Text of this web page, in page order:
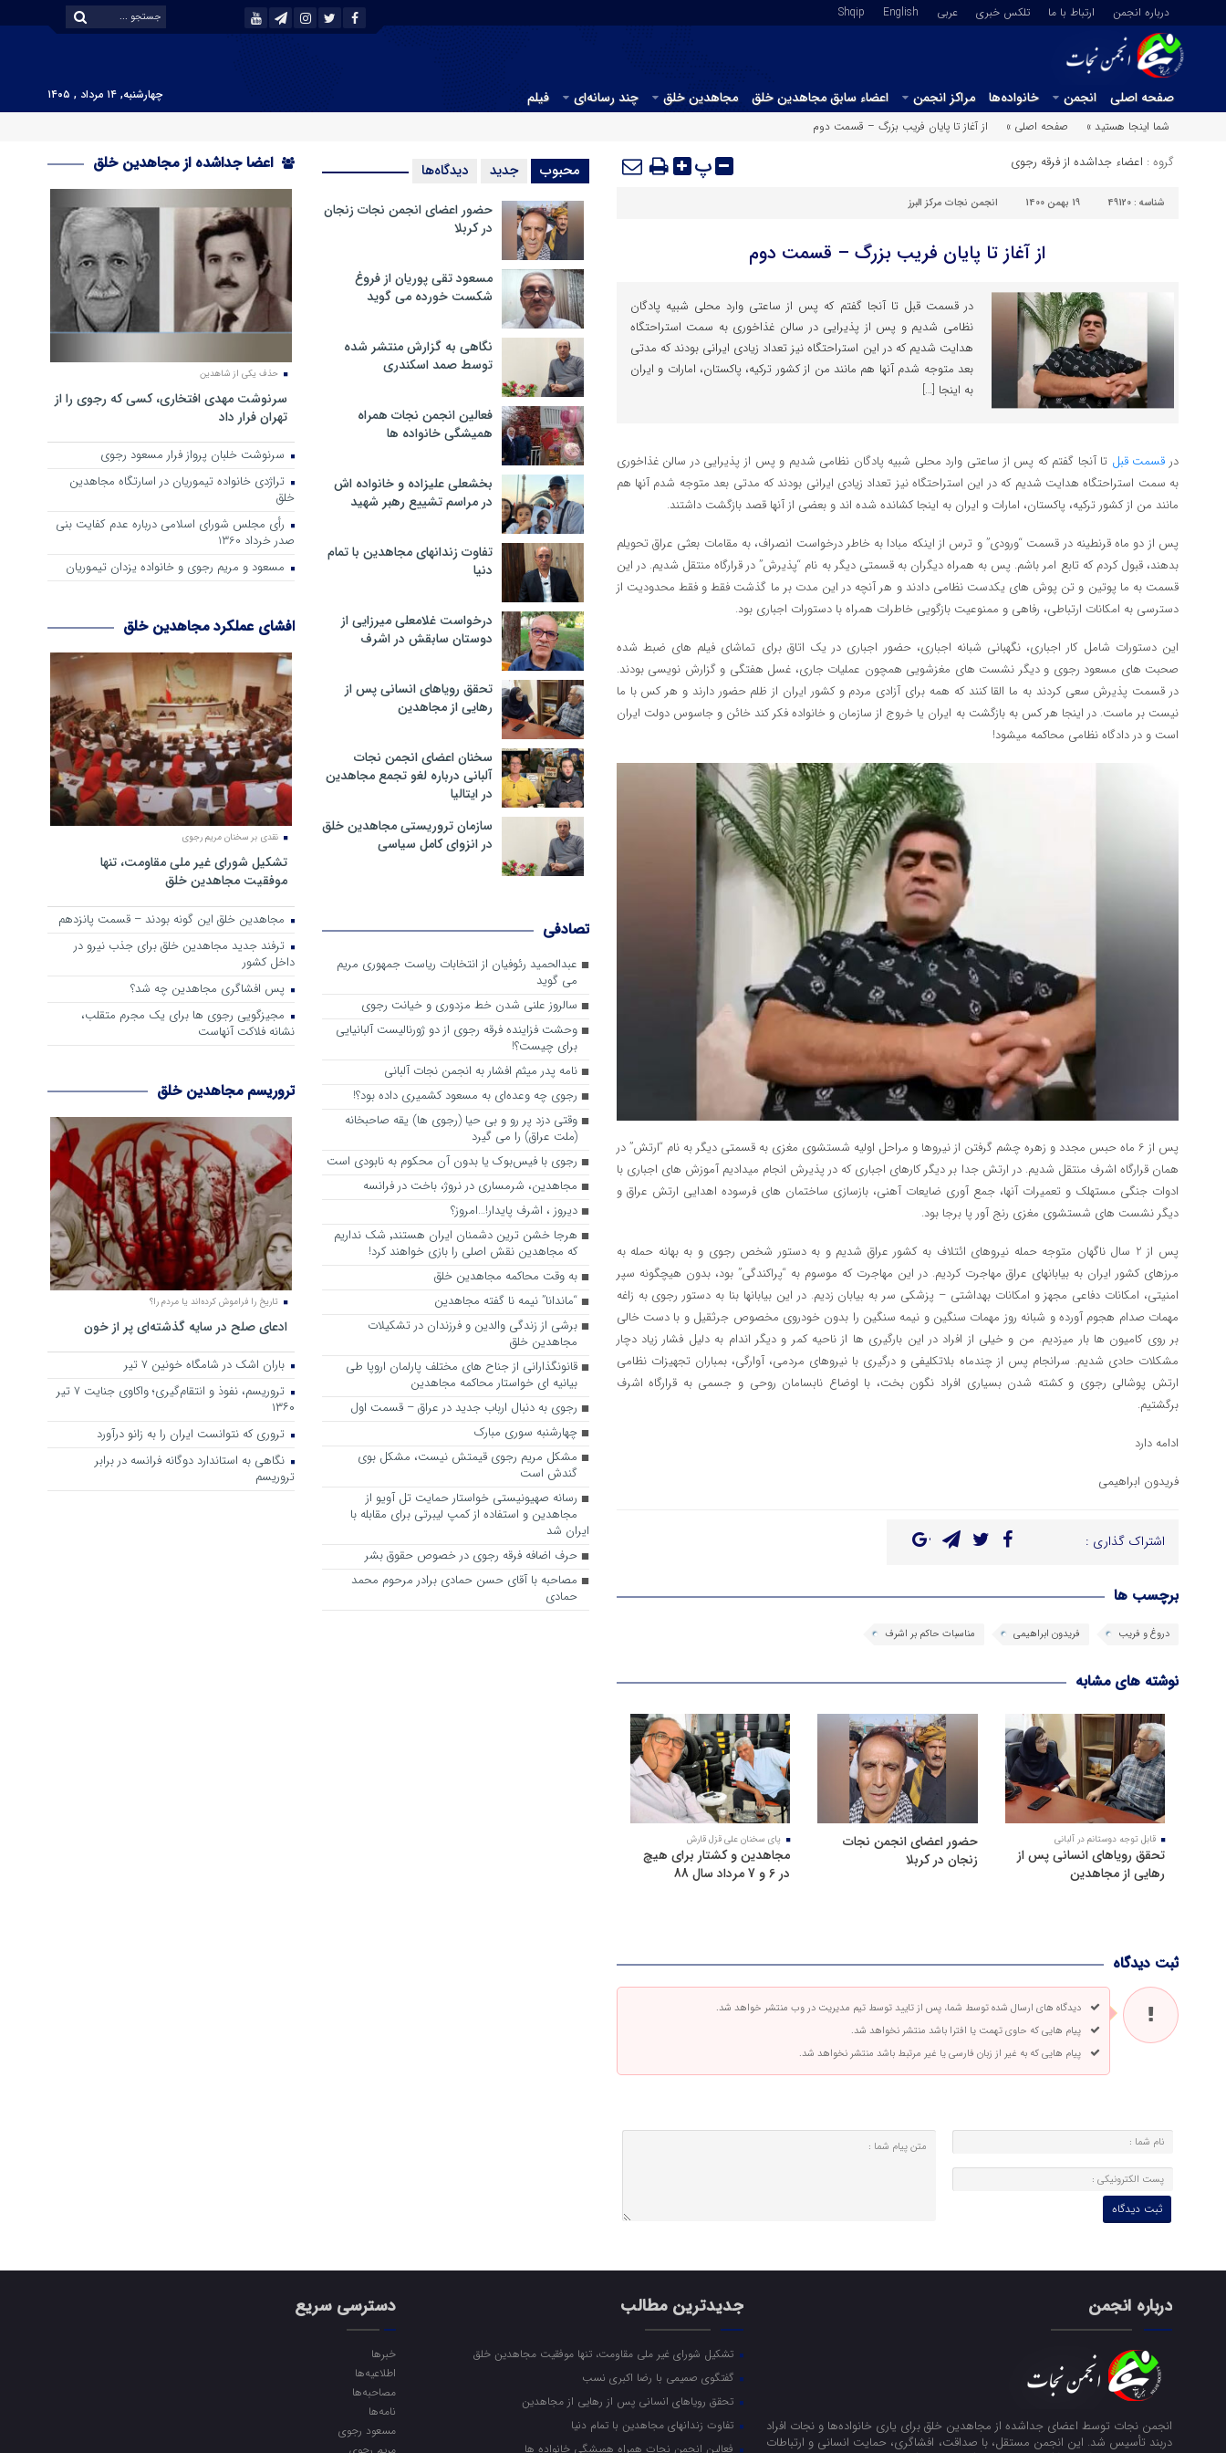
درباره انجمن ارتباط با ما تلکس خبری عربي English
Shqip
صفحه اصلی انجمن خانواده‌ها مراکز انجمن اعضاء سابق مجاهدین خلق مجاهدین خلق چند رسانه‌ای فیلم
چهارشنبه, ۱۴ مرداد , ۱۴۰۵
شما اینجا هستید »
صفحه اصلی » از آغاز تا پایان فریب بزرگ – قسمت دوم
گروه : اعضاء جداشده از فرقه رجوی پ
شناسه : 49120 19 بهمن 1400 انجمن نجات مرکز البرز
از آغاز تا پایان فریب بزرگ – قسمت دوم
در قسمت قبل تا آنجا گفتم که پس از ساعتی وارد محلی شبیه پادگان
نظامی شدیم و پس از پذیرایی در سالن غذاخوری به سمت استراحتگاه
هدایت شدیم که در این استراحتگاه نیز تعداد زیادی ایرانی بودند که مدتی
بعد متوجه شدم آنها هم مانند من از کشور ترکیه، پاکستان، امارات و ایران
به اینجا […]
در قسمت قبل تا آنجا گفتم که پس از ساعتی وارد محلی شبیه پادگان نظامی شدیم و پس از پذیرایی در سالن غذاخوری
به سمت استراحتگاه هدایت شدیم که در این استراحتگاه نیز تعداد زیادی ایرانی بودند که مدتی بعد متوجه شدم آنها هم
مانند من از کشور ترکیه، پاکستان، امارات و ایران به اینجا کشانده شده اند و بعضی از آنها قصد بازگشت داشتند.
پس از دو ماه قرنطینه در قسمت “ورودی” و ترس از اینکه مبادا به خاطر درخواست انصراف، به مقامات بعثی عراق تحویلم
بدهند، قبول کردم که تابع امر باشم. پس به همراه دیگران به قسمتی دیگر به نام “پذیرش” در قرارگاه منتقل شدیم. در این
قسمت به ما پوتین و تن پوش های یکدست نظامی دادند و هر آنچه در این مدت بر ما گذشت فقط و فقط محدودیت از
دسترسی به امکانات ارتباطی، رفاهی و ممنوعیت بازگویی خاطرات همراه با دستورات اجباری بود.
این دستورات شامل کار اجباری، نگهبانی شبانه اجباری، حضور اجباری در یک اتاق برای تماشای فیلم های ضبط شده
صحبت های مسعود رجوی و دیگر نشست های مغزشویی همچون عملیات جاری، غسل هفتگی و گزارش نویسی بودند.
در قسمت پذیرش سعی کردند به ما القا کنند که همه برای آزادی مردم و کشور ایران از ظلم حضور دارند و هر کس با ما
نیست بر ماست. در اینجا هر کس به بازگشت به ایران یا خروج از سازمان و خانواده فکر کند خائن و جاسوس دولت ایران
است و در دادگاه نظامی محاکمه میشود!
پس از 6 ماه حبس مجدد و زهره چشم گرفتن از نیروها و مراحل اولیه شستشوی مغزی به قسمتی دیگر به نام “ارتش” در
همان قرارگاه اشرف منتقل شدیم. در ارتش جدا بر دیگر کارهای اجباری که در پذیرش انجام میدادیم آموزش های اجباری با
ادوات جنگی مستهلک و تعمیرات آنها، جمع آوری ضایعات آهنی، بازسازی ساختمان های فرسوده اهدایی ارتش عراق و
دیگر نشست های شستشوی مغزی رنج آور پا برجا بود.
پس از 2 سال ناگهان متوجه حمله نیروهای ائتلاف به کشور عراق شدیم و به دستور شخص رجوی و به بهانه حمله به
مرزهای کشور ایران به بیابانهای عراق مهاجرت کردیم. در این مهاجرت که موسوم به “پراکندگی” بود، بدون هیچگونه سپر
امنیتی، امکانات دفاعی مجهز و امکانات بهداشتی – پزشکی سر به بیابان زدیم. در این بیابانها بنا به دستور رجوی به زاغه
مهمات صدام هجوم آورده و شبانه روز مهمات سنگین و نیمه سنگین را بدون خودروی مخصوص جرثقیل و با دست خالی
بر روی کامیون ها بار میزدیم. من و خیلی از افراد در این بارگیری ها از ناحیه کمر و دیگر اندام به دلیل فشار زیاد دچار
مشکلات حادی شدیم. سرانجام پس از چندماه بلاتکلیفی و درگیری با نیروهای مردمی، آوارگی، بمباران تجهیزات نظامی
ارتش پوشالی رجوی و کشته شدن بسیاری افراد نگون بخت، با اوضاع نابسامان روحی و جسمی به قرارگاه اشرف
برگشتیم.
ادامه دارد
فریدون ابراهیمی
اشتراک گذاری :
برچسب ها
دروغ و فریب فریدون ابراهیمی مناسبات حاکم بر اشرف
نوشته های مشابه
قابل توجه دوستانم در آلبانی
تحقق رویاهای انسانی پس از
رهایی از مجاهدین
حضور اعضای انجمن نجات
زنجان در کربلا
پای سخنان علی قزل قارش
مجاهدین و کشتار برای هیچ
در 6 و 7 مرداد سال 88
ثبت دیدگاه
دیدگاه های ارسال شده توسط شما، پس از تایید توسط تیم مدیریت در وب منتشر خواهد شد.
پیام هایی که حاوی تهمت یا افترا باشد منتشر نخواهد شد.
پیام هایی که به غیر از زبان فارسی یا غیر مرتبط باشد منتشر نخواهد شد.
محبوب جدید دیدگاه‌ها
حضور اعضای انجمن نجات زنجان
در کربلا
مسعود تقی پوریان از فروغ
شکست خورده می گوید
نگاهی به گزارش منتشر شده
توسط صمد اسکندری
فعالین انجمن نجات همراه
همیشگی خانواده ها
بخشعلی علیزاده و خانواده اش
در مراسم تشییع رهبر شهید
تفاوت زندانهای مجاهدین با تمام
دنیا
درخواست غلامعلی میرزایی از
دوستان سابقش در اشرف
تحقق رویاهای انسانی پس از
رهایی از مجاهدین
سخنان اعضای انجمن نجات
آلبانی درباره لغو تجمع مجاهدین
در ایتالیا
سازمان تروریستی مجاهدین خلق
در انزوای کامل سیاسی
تصادفی
عبدالحمید رئوفیان از انتخابات ریاست جمهوری مریم
می گوید
سالروز علنی شدن خط مزدوری و خیانت رجوی
وحشت فزاینده فرقه رجوی از دو ژورنالیست آلبانیایی
برای چیست؟!
نامه پدر میثم افشار به انجمن نجات آلبانی
رجوی چه وعده‌ای به مسعود کشمیری داده بود؟!
وقتی دزد پر رو و بی حیا (رجوی ها) یقه صاحبخانه
(ملت عراق) را می گیرد
رجوی با فیس‌بوک یا بدون آن محکوم به نابودی است
مجاهدین، شرم‎ساری در نروژ، باخت در فرانسه
ديروز ، اشرف پايدار!…امروز؟
هرجا خشن ترین دشمنان ایران هستند٬ شک نداریم
که مجاهدین نقش اصلی را بازی خواهند کرد!
به وقت محاکمه مجاهدین خلق
“ماندانا” نیمه نا گفته مجاهدین
برشی از زندگی والدین و فرزندان در تشکیلات
مجاهدین خلق
قانونگذارانی از جناح های مختلف پارلمان اروپا طی
بیانیه ای خواستار محاکمه مجاهدین
رجوی به دنبال ارباب جدید در عراق – قسمت اول
چهارشنبه سوری مبارک
مشکل مریم رجوی قیمتش نیست، مشکل بوی
گندش است
رسانه صهیونیستی خواستار حمایت تل آویو از
مجاهدین و استفاده از کمپ لیبرتی برای مقابله با
ایران شد
حرف اضافه فرقه رجوی در خصوص حقوق بشر
مصاحبه با آقای حسن حمادی برادر مرحوم محمد
حمادی
اعضا جداشده از مجاهدین خلق
حذف یکی از شاهدین
سرنوشت مهدی افتخاری، کسی که رجوی را از
تهران فرار داد
سرنوشت خلبان پرواز فرار مسعود رجوی
تراژدی خانواده تیموریان در اسارتگاه مجاهدین
خلق
رأی مجلس شورای اسلامی درباره عدم كفایت بنی
صدر خرداد 1360
مسعود و مریم رجوی و خانواده یزدان تیموریان
افشای عملکرد مجاهدین خلق
نقدی بر سخنان مریم رجوی
تشکیل شورای غیر ملی مقاومت، تنها
موفقیت مجاهدین خلق
مجاهدین خلق این گونه بودند – قسمت پانزدهم
ترفند جدید مجاهدین خلق برای جذب نیرو در
داخل کشور
پس افشاگری مجاهدین چه شد؟
مجیزگویی رجوی ها برای یک مجرم متقلب،
نشانه فلاکت آنهاست
تروریسم مجاهدین خلق
تاریخ را فراموش کرده‌اند یا مردم را؟
ادعای صلح در سایه گذشته‌ای پر از خون
باران اشک در شامگاه خونین 7 تیر
تروریسم، نفوذ و انتقام‌گیری؛ واکاوی جنایت ۷ تیر
۱۳۶۰
تروری که نتوانست ایران را به زانو درآورد
نگاهی به استاندارد دوگانه فرانسه در برابر
تروریسم
درباره انجمن
انجمن نجات توسط اعضای جداشده از مجاهدین خلق برای یاری خانواده‌ها و نجات افراد
دربند تأسیس شد. این انجمن مستقل، با صداقت، افشاگری، حمایت انسانی و ارتباطات
جدیدترین مطالب
تشکیل شورای غیر ملی مقاومت، تنها موفقیت مجاهدین خلق
گفتگوی صمیمی با رضا اکبری نسب
تحقق رویاهای انسانی پس از رهایی از مجاهدین
تفاوت زندانهای مجاهدین با تمام دنیا
فعالین انجمن نجات همراه همیشگی خانواده ها
دسترسی سریع
خبرها
اطلاعیه‌ها
مصاحبه‌ها
نامه‌ها
مسعود رجوی